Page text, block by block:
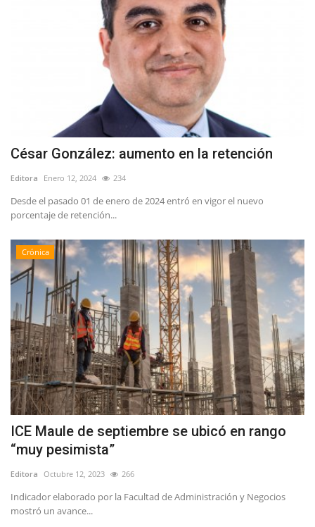
César González: aumento en la retención
Editora Enero 12, 2024 234
Desde el pasado 01 de enero de 2024 entró en vigor el nuevo
porcentaje de retención...
Crónica
ICE Maule de septiembre se ubicó en rango
“muy pesimista”
Editora Octubre 12, 2023 266
Indicador elaborado por la Facultad de Administración y Negocios
mostró un avance...